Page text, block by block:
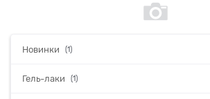
Новинки (1)
Гель-лаки (1)